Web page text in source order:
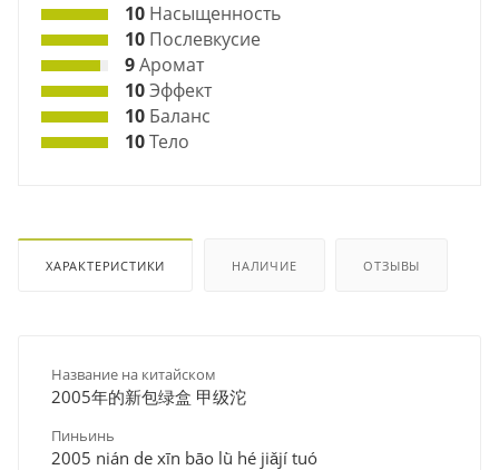
10 Насыщенность
10 Послевкусие
9Аромат
10Эффект
10 Баланс
10Тело
ХАРАКТЕРИСТИКИ НАЛИЧИЕ ОТЗЫВЫ
Название на китайском
2005年的新包绿盒 甲级沱
Пиньинь
2005 nián de xīn bāo lǜ hé jiǎjí tuó